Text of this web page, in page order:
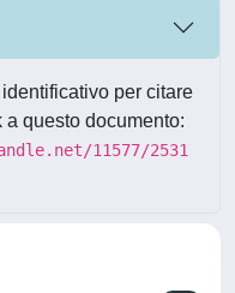
per citare
a questo documento:
11577/2531